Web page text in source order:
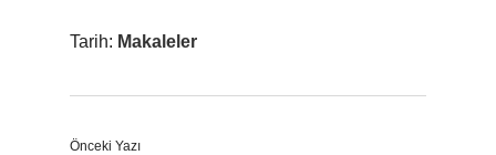
Tarih: Makaleler
Önceki Yazı